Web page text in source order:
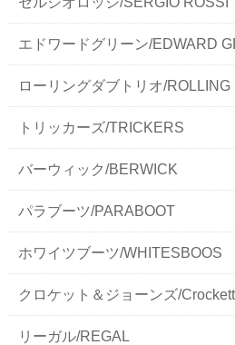
エドワードグリーン/EDWARD
ローリングダブトリオ/
トリッカーズ/TRICKERS
バーウィック/BERWICK
パラブーツ/PARABOOT
ホワイツブーツ/WHITESBOOS
クロケット＆ジョーンズ/
リーガル/REGAL